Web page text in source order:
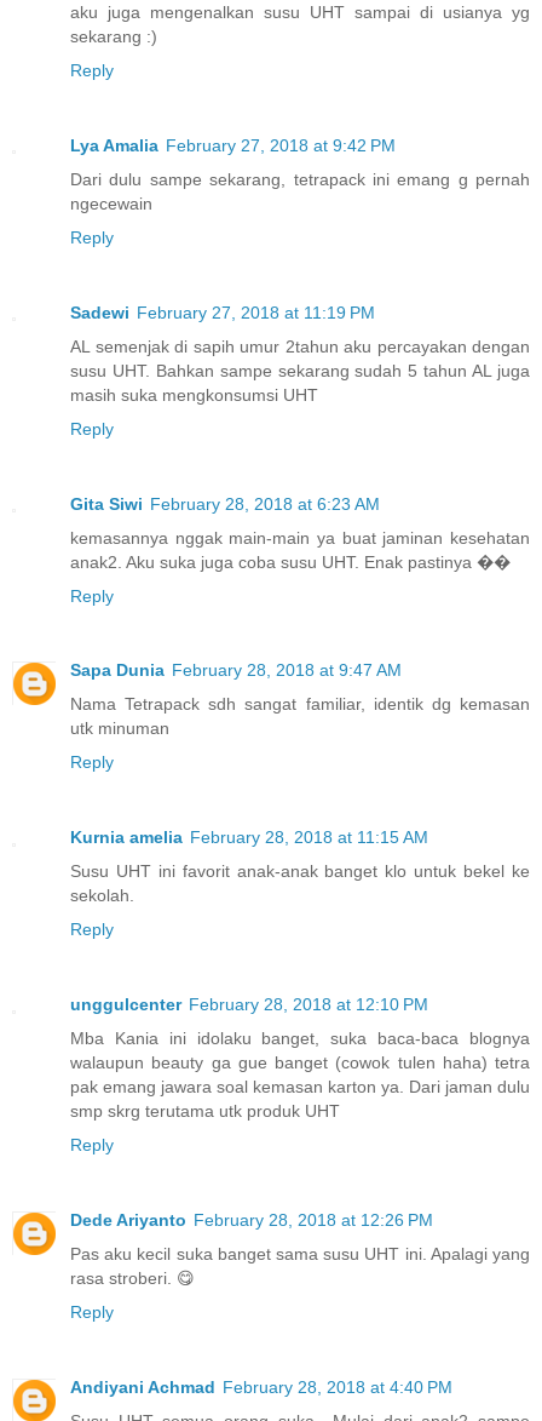
aku juga mengenalkan susu UHT sampai di usianya yg
sekarang :)
Reply
Lya Amalia February 27, 2018 at 9:42 PM
Dari dulu sampe sekarang, tetrapack ini emang g pernah
ngecewain
Reply
Sadewi February 27, 2018 at 11:19 PM
AL semenjak di sapih umur 2tahun aku percayakan dengan
susu UHT. Bahkan sampe sekarang sudah 5 tahun AL juga
masih suka mengkonsumsi UHT
Reply
Gita Siwi February 28, 2018 at 6:23 AM
kemasannya nggak main-main ya buat jaminan kesehatan
anak2. Aku suka juga coba susu UHT. Enak pastinya ��
Reply
Sapa Dunia February 28, 2018 at 9:47 AM
Nama Tetrapack sdh sangat familiar, identik dg kemasan
utk minuman
Reply
Kurnia amelia February 28, 2018 at 11:15 AM
Susu UHT ini favorit anak-anak banget klo untuk bekel ke
sekolah.
Reply
unggulcenter February 28, 2018 at 12:10 PM
Mba Kania ini idolaku banget, suka baca-baca blognya
walaupun beauty ga gue banget (cowok tulen haha) tetra
pak emang jawara soal kemasan karton ya. Dari jaman dulu
smp skrg terutama utk produk UHT
Reply
Dede Ariyanto February 28, 2018 at 12:26 PM
Pas aku kecil suka banget sama susu UHT ini. Apalagi yang
rasa stroberi. 😋
Reply
Andiyani Achmad February 28, 2018 at 4:40 PM